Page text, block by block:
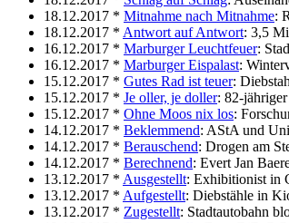
18.12.2017 * Mitnahme nach Mitnahme:
18.12.2017 * Antwort auf Antwort: 3,5
16.12.2017 * Marburger Leuchtfeuer:
16.12.2017 * Marburger Eispalast:
15.12.2017 * Gutes Rad ist teuer:
15.12.2017 * Je oller, je doller: 82-
15.12.2017 * Ohne Moos nix los:
14.12.2017 * Beklemmend: AStA und
14.12.2017 * Berauschend: Drogen am
14.12.2017 * Berechnend: Evert Jan
13.12.2017 * Ausgestellt: Exhibitionist in
13.12.2017 * Aufgestellt: Diebstähle in
13.12.2017 * Zugestellt: Stadtautobahn